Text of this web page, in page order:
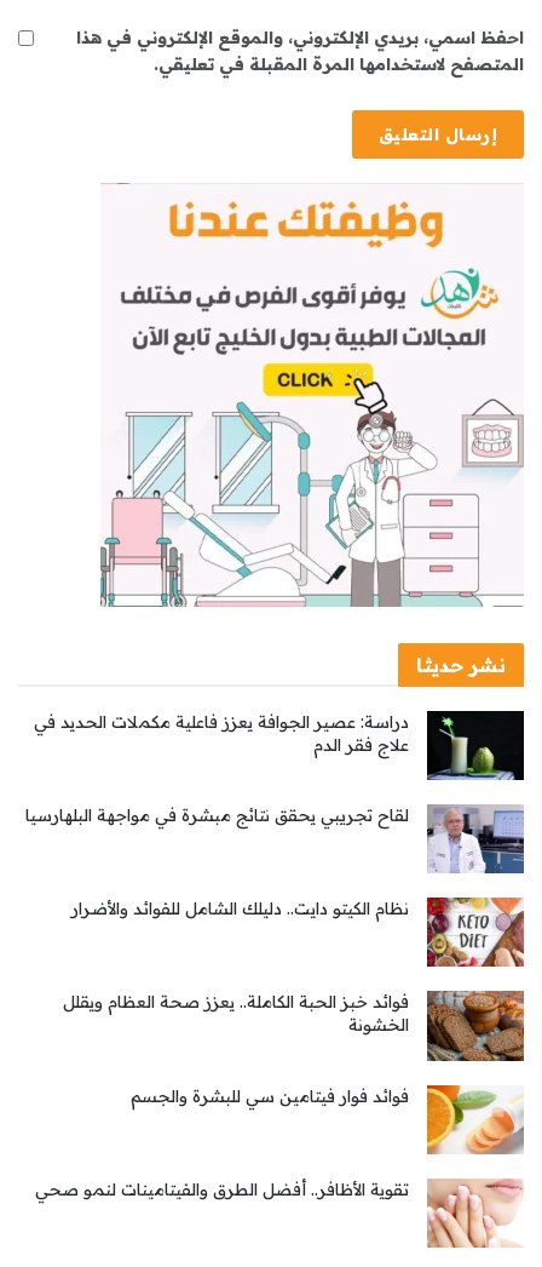
احفظ اسمي، بريدي الإلكتروني، والموقع الإلكتروني في هذا
المتصفح لاستخدامها المرة المقبلة في تعليقي.
نشر حديثا
دراسة: عصير الجوافة يعزز فاعلية مكملات الحديد في
علاج فقر الدم
لقاح تجريبي يحقق نتائج مبشرة في مواجهة البلهارسيا
نظام الكيتو دايت.. دليلك الشامل للفوائد والأضرار
فوائد خبز الحبة الكاملة.. يعزز صحة العظام ويقلل
الخشونة
فوائد فوار فيتامين سي للبشرة والجسم
تقوية الأظافر.. أفضل الطرق والفيتامينات لنمو صحي